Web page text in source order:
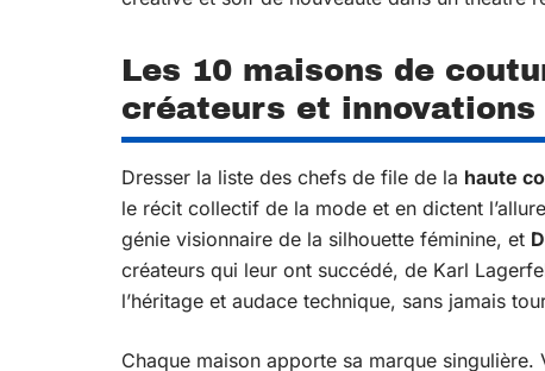
Les 10 maisons de
créateurs et innovations
Dresser la liste des chefs de file de la haute
le récit collectif de la mode et en dictent
génie visionnaire de la silhouette féminine, et
créateurs qui leur ont succédé, de Karl
l’héritage et audace technique, sans jamais
Chaque maison apporte sa marque